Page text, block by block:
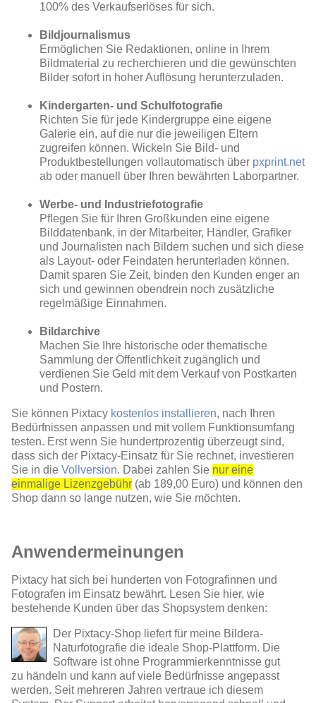
100% des Verkaufserlöses für sich.
Bildjournalismus
Ermöglichen Sie Redaktionen, online in Ihrem
Bildmaterial zu recherchieren und die gewünschten
Bilder sofort in hoher Auflösung herunterzuladen.
Kindergarten- und Schulfotografie
Richten Sie für jede Kindergruppe eine eigene
Galerie ein, auf die nur die jeweiligen Eltern
zugreifen können. Wickeln Sie Bild- und
Produktbestellungen vollautomatisch über pxprint.net
ab oder manuell über Ihren bewährten Laborpartner.
Werbe- und Industriefotografie
Pflegen Sie für Ihren Großkunden eine eigene
Bilddatenbank, in der Mitarbeiter, Händler, Grafiker
und Journalisten nach Bildern suchen und sich diese
als Layout- oder Feindaten herunterladen können.
Damit sparen Sie Zeit, binden den Kunden enger an
sich und gewinnen obendrein noch zusätzliche
regelmäßige Einnahmen.
Bildarchive
Machen Sie Ihre historische oder thematische
Sammlung der Öffentlichkeit zugänglich und
verdienen Sie Geld mit dem Verkauf von Postkarten
und Postern.
Sie können Pixtacy kostenlos installieren, nach Ihren
Bedürfnissen anpassen und mit vollem Funktionsumfang
testen. Erst wenn Sie hundertprozentig überzeugt sind,
dass sich der Pixtacy-Einsatz für Sie rechnet, investieren
Sie in die Vollversion. Dabei zahlen Sie nur eine
einmalige Lizenzgebühr (ab 189,00 Euro) und können den
Shop dann so lange nutzen, wie Sie möchten.
Anwendermeinungen
Pixtacy hat sich bei hunderten von Fotografinnen und
Fotografen im Einsatz bewährt. Lesen Sie hier, wie
bestehende Kunden über das Shopsystem denken:
Der Pixtacy-Shop liefert für meine Bildera-
Naturfotografie die ideale Shop-Plattform. Die
Software ist ohne Programmierkenntnisse gut
zu händeln und kann auf viele Bedürfnisse angepasst
werden. Seit mehreren Jahren vertraue ich diesem